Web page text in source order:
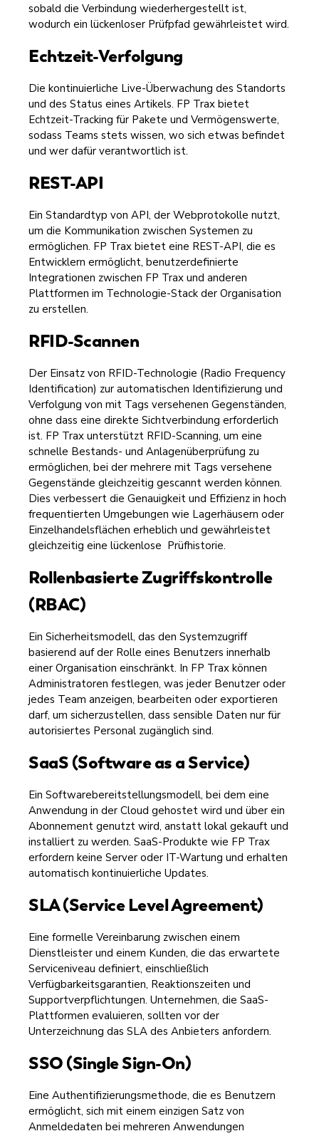
sobald die Verbindung wiederhergestellt ist,
wodurch ein lückenloser Prüfpfad gewährleistet wird.
Echtzeit-Verfolgung
Die kontinuierliche Live-Überwachung des Standorts
und des Status eines Artikels. FP Trax bietet
Echtzeit-Tracking für Pakete und Vermögenswerte,
sodass Teams stets wissen, wo sich etwas befindet
und wer dafür verantwortlich ist.
REST-API
Ein Standardtyp von API, der Webprotokolle nutzt,
um die Kommunikation zwischen Systemen zu
ermöglichen. FP Trax bietet eine REST-API, die es
Entwicklern ermöglicht, benutzerdefinierte
Integrationen zwischen FP Trax und anderen
Plattformen im Technologie-Stack der Organisation
zu erstellen.
RFID-Scannen
Der Einsatz von RFID-Technologie (Radio Frequency
Identification) zur automatischen Identifizierung und
Verfolgung von mit Tags versehenen Gegenständen,
ohne dass eine direkte Sichtverbindung erforderlich
ist. FP Trax unterstützt RFID-Scanning, um eine
schnelle Bestands- und Anlagenüberprüfung zu
ermöglichen, bei der mehrere mit Tags versehene
Gegenstände gleichzeitig gescannt werden können.
Dies verbessert die Genauigkeit und Effizienz in hoch
frequentierten Umgebungen wie Lagerhäusern oder
Einzelhandelsflächen erheblich und gewährleistet
gleichzeitig eine lückenlose Prüfhistorie.
Rollenbasierte Zugriffskontrolle
(RBAC)
Ein Sicherheitsmodell, das den Systemzugriff
basierend auf der Rolle eines Benutzers innerhalb
einer Organisation einschränkt. In FP Trax können
Administratoren festlegen, was jeder Benutzer oder
jedes Team anzeigen, bearbeiten oder exportieren
darf, um sicherzustellen, dass sensible Daten nur für
autorisiertes Personal zugänglich sind.
SaaS (Software as a Service)
Ein Softwarebereitstellungsmodell, bei dem eine
Anwendung in der Cloud gehostet wird und über ein
Abonnement genutzt wird, anstatt lokal gekauft und
installiert zu werden. SaaS-Produkte wie FP Trax
erfordern keine Server oder IT-Wartung und erhalten
automatisch kontinuierliche Updates.
SLA (Service Level Agreement)
Eine formelle Vereinbarung zwischen einem
Dienstleister und einem Kunden, die das erwartete
Serviceniveau definiert, einschließlich
Verfügbarkeitsgarantien, Reaktionszeiten und
Supportverpflichtungen. Unternehmen, die SaaS-
Plattformen evaluieren, sollten vor der
Unterzeichnung das SLA des Anbieters anfordern.
SSO (Single Sign-On)
Eine Authentifizierungsmethode, die es Benutzern
ermöglicht, sich mit einem einzigen Satz von
Anmeldedaten bei mehreren Anwendungen